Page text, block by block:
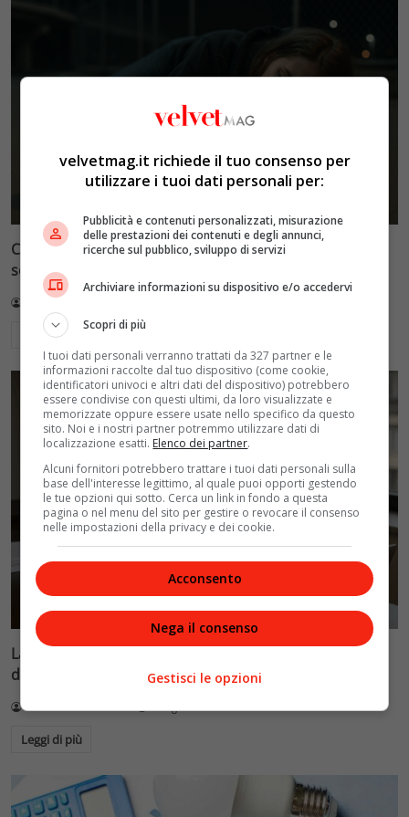
Cronaca e società: il disagio giovanile amplificato dai
social, quando il dramma diventa show
Redazione VelvetMAG
Leggi di più
La Fenice di Chiara Ferragni: come ha evitato il crollo
dimezzando i costi
Redazione VelvetMAG
Leggi di più
velvetmag.it richiede il tuo consenso per
utilizzare i tuoi dati personali per:
Pubblicità e contenuti personalizzati, misurazione
delle prestazioni dei contenuti e degli annunci,
ricerche sul pubblico, sviluppo di servizi
Archiviare informazioni su dispositivo e/o accedervi
Scopri di più
I tuoi dati personali verranno trattati da 327 partner e le
informazioni raccolte dal tuo dispositivo (come cookie,
identificatori univoci e altri dati del dispositivo) potrebbero
essere condivise con questi ultimi, da loro visualizzate e
memorizzate oppure essere usate nello specifico da questo
sito. Noi e i nostri partner potremmo utilizzare dati di
localizzazione esatti. Elenco dei partner.
Alcuni fornitori potrebbero trattare i tuoi dati personali sulla
base dell'interesse legittimo, al quale puoi opporti gestendo
le tue opzioni qui sotto. Cerca un link in fondo a questa
pagina o nel menu del sito per gestire o revocare il consenso
nelle impostazioni della privacy e dei cookie.
Acconsento
Nega il consenso
Gestisci le opzioni